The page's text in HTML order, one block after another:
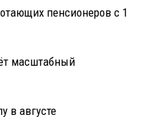
пенсионеров с 1
масштабный
в августе